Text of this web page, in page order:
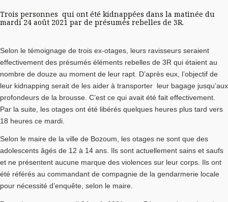
Trois personnes qui ont été kidnappées dans la matinée du
mardi 24 août 2021 par de présumés rebelles de 3R.
Selon le témoignage de trois ex-otages, leurs ravisseurs seraient
effectivement des présumés éléments rebelles de 3R qui étaient au
nombre de douze au moment de leur rapt. D’après eux, l’objectif de
leur kidnapping serait de les aider à transporter leur bagage jusqu’aux
profondeurs de la brousse. C’est ce qui avait été fait effectivement.
Par la suite, les otages ont été libérés quelques heures plus tard vers
18 heures ce mardi.
Selon le maire de la ville de Bozoum, les otages ne sont que des
adolescents âgés de 12 à 14 ans. Ils sont actuellement sains et saufs
et ne présentent aucune marque des violences sur leur corps. Ils ont
été référés au commandant de compagnie de la gendarmerie locale
pour nécessité d’enquête, selon le maire.